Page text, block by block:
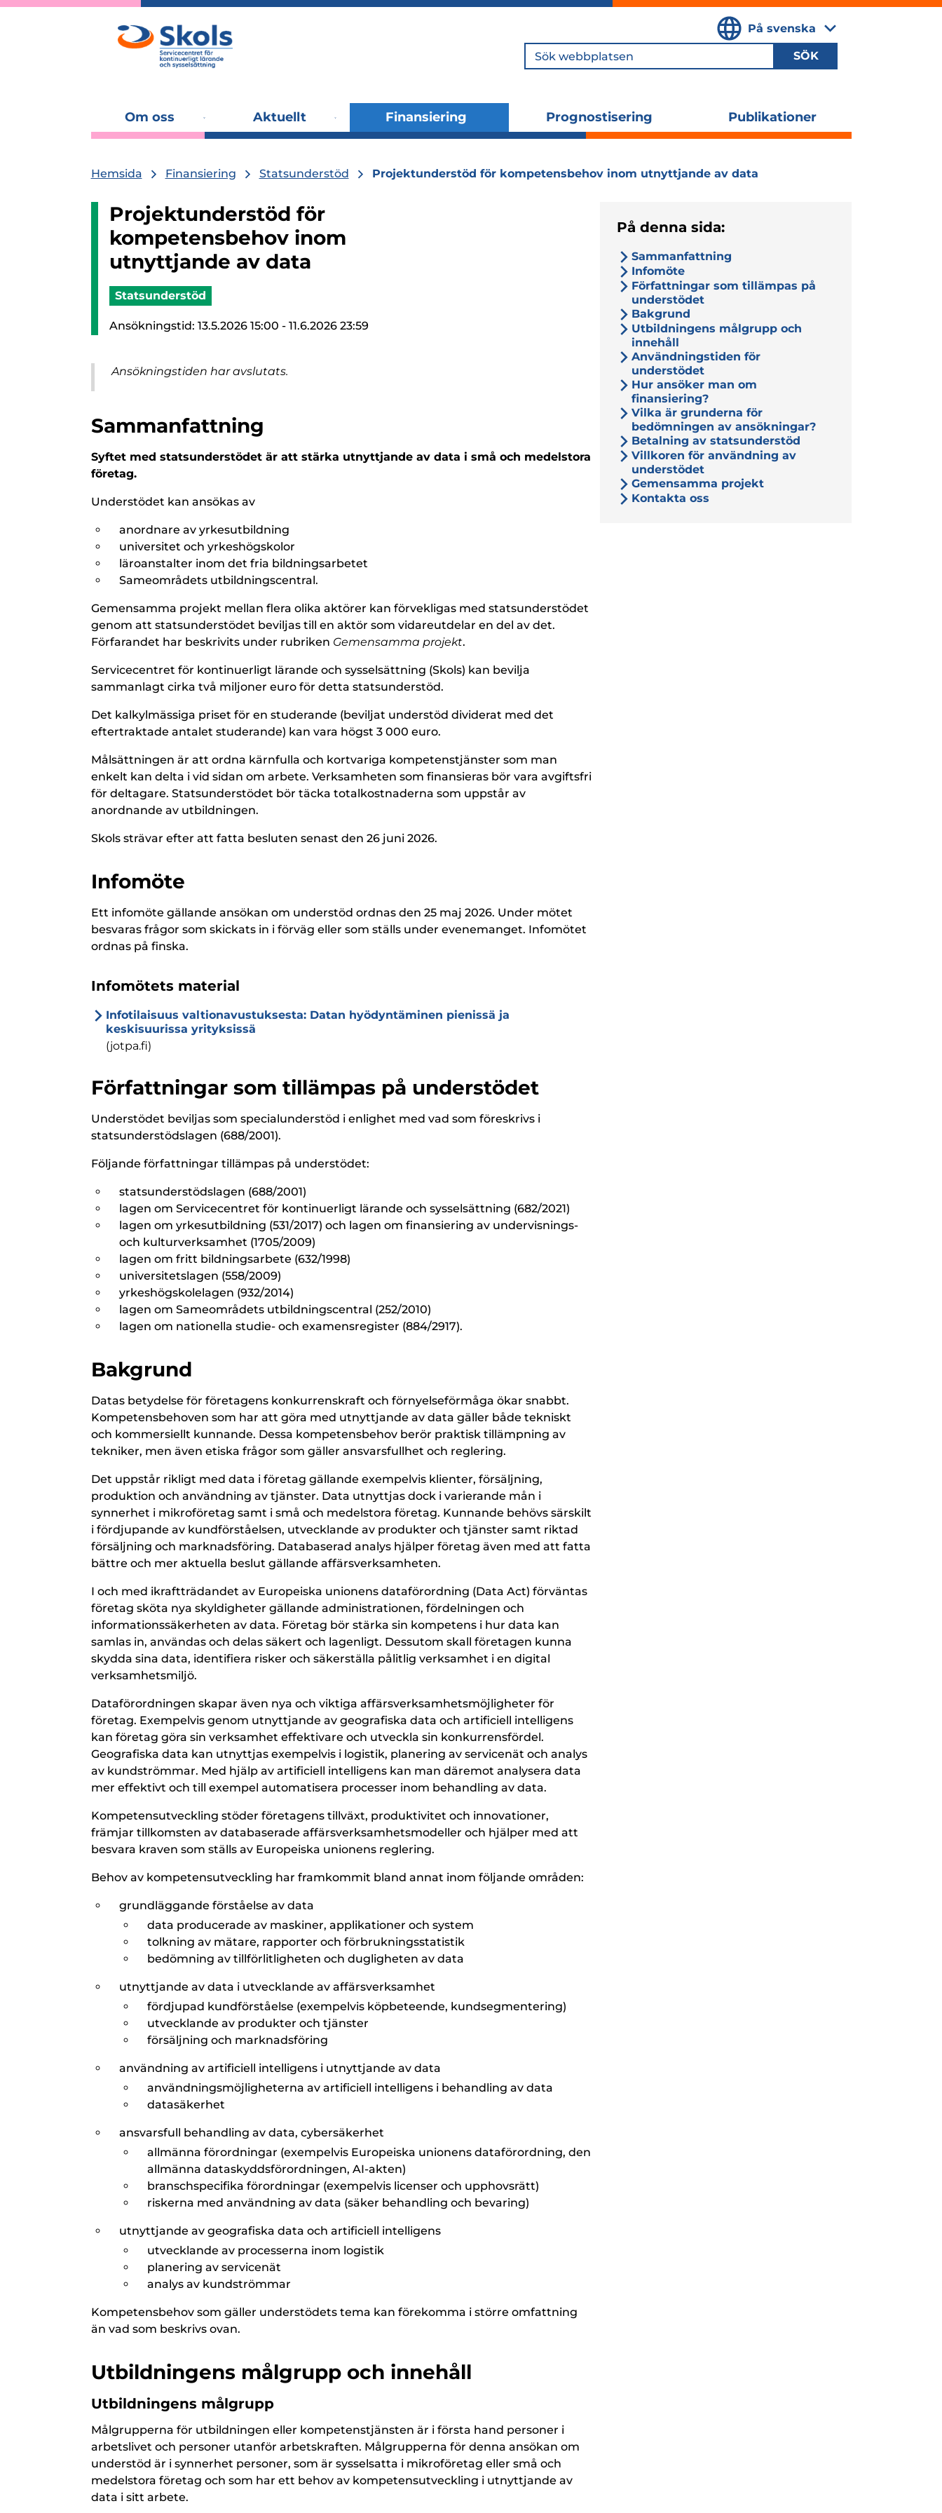
På svenska
Sök
Om oss
undermenyn
Aktuellt
undermenyn
Finansiering
undermenyn
Prognostisering
undermenyn
Publikationer
Hemsida Finansiering Statsunderstöd Projektunderstöd för kompetensbehov inom utnyttjande av data
Projektunderstöd för
kompetensbehov inom
utnyttjande av data
Statsunderstöd
Ansökningstid: 13.5.2026 15:00 - 11.6.2026 23:59
Ansökningstiden har avslutats.
Sammanfattning
Syftet med statsunderstödet är att stärka utnyttjande av data i små och medelstora
företag.
Understödet kan ansökas av
anordnare av yrkesutbildning
universitet och yrkeshögskolor
läroanstalter inom det fria bildningsarbetet
Sameområdets utbildningscentral.
Gemensamma projekt mellan flera olika aktörer kan förvekligas med statsunderstödet
genom att statsunderstödet beviljas till en aktör som vidareutdelar en del av det.
Förfarandet har beskrivits under rubriken Gemensamma projekt.
Servicecentret för kontinuerligt lärande och sysselsättning (Skols) kan bevilja
sammanlagt cirka två miljoner euro för detta statsunderstöd.
Det kalkylmässiga priset för en studerande (beviljat understöd dividerat med det
eftertraktade antalet studerande) kan vara högst 3 000 euro.
Målsättningen är att ordna kärnfulla och kortvariga kompetenstjänster som man
enkelt kan delta i vid sidan om arbete. Verksamheten som finansieras bör vara avgiftsfri
för deltagare. Statsunderstödet bör täcka totalkostnaderna som uppstår av
anordnande av utbildningen.
Skols strävar efter att fatta besluten senast den 26 juni 2026.
Infomöte
Ett infomöte gällande ansökan om understöd ordnas den 25 maj 2026. Under mötet
besvaras frågor som skickats in i förväg eller som ställs under evenemanget. Infomötet
ordnas på finska.
Infomötets material
Infotilaisuus valtionavustuksesta: Datan hyödyntäminen pienissä ja
keskisuurissa yrityksissä
(jotpa.fi)
Författningar som tillämpas på understödet
Understödet beviljas som specialunderstöd i enlighet med vad som föreskrivs i
statsunderstödslagen (688/2001).
Följande författningar tillämpas på understödet:
statsunderstödslagen (688/2001)
lagen om Servicecentret för kontinuerligt lärande och sysselsättning (682/2021)
lagen om yrkesutbildning (531/2017) och lagen om finansiering av undervisnings-
och kulturverksamhet (1705/2009)
lagen om fritt bildningsarbete (632/1998)
universitetslagen (558/2009)
yrkeshögskolelagen (932/2014)
lagen om Sameområdets utbildningscentral (252/2010)
lagen om nationella studie- och examensregister (884/2917).
Bakgrund
Datas betydelse för företagens konkurrenskraft och förnyelseförmåga ökar snabbt.
Kompetensbehoven som har att göra med utnyttjande av data gäller både tekniskt
och kommersiellt kunnande. Dessa kompetensbehov berör praktisk tillämpning av
tekniker, men även etiska frågor som gäller ansvarsfullhet och reglering.
Det uppstår rikligt med data i företag gällande exempelvis klienter, försäljning,
produktion och användning av tjänster. Data utnyttjas dock i varierande mån i
synnerhet i mikroföretag samt i små och medelstora företag. Kunnande behövs särskilt
i fördjupande av kundförståelsen, utvecklande av produkter och tjänster samt riktad
försäljning och marknadsföring. Databaserad analys hjälper företag även med att fatta
bättre och mer aktuella beslut gällande affärsverksamheten.
I och med ikraftträdandet av Europeiska unionens dataförordning (Data Act) förväntas
företag sköta nya skyldigheter gällande administrationen, fördelningen och
informationssäkerheten av data. Företag bör stärka sin kompetens i hur data kan
samlas in, användas och delas säkert och lagenligt. Dessutom skall företagen kunna
skydda sina data, identifiera risker och säkerställa pålitlig verksamhet i en digital
verksamhetsmiljö.
Dataförordningen skapar även nya och viktiga affärsverksamhetsmöjligheter för
företag. Exempelvis genom utnyttjande av geografiska data och artificiell intelligens
kan företag göra sin verksamhet effektivare och utveckla sin konkurrensfördel.
Geografiska data kan utnyttjas exempelvis i logistik, planering av servicenät och analys
av kundströmmar. Med hjälp av artificiell intelligens kan man däremot analysera data
mer effektivt och till exempel automatisera processer inom behandling av data.
Kompetensutveckling stöder företagens tillväxt, produktivitet och innovationer,
främjar tillkomsten av databaserade affärsverksamhetsmodeller och hjälper med att
besvara kraven som ställs av Europeiska unionens reglering.
Behov av kompetensutveckling har framkommit bland annat inom följande områden:
grundläggande förståelse av data
data producerade av maskiner, applikationer och system
tolkning av mätare, rapporter och förbrukningsstatistik
bedömning av tillförlitligheten och dugligheten av data
utnyttjande av data i utvecklande av affärsverksamhet
fördjupad kundförståelse (exempelvis köpbeteende, kundsegmentering)
utvecklande av produkter och tjänster
försäljning och marknadsföring
användning av artificiell intelligens i utnyttjande av data
användningsmöjligheterna av artificiell intelligens i behandling av data
datasäkerhet
ansvarsfull behandling av data, cybersäkerhet
allmänna förordningar (exempelvis Europeiska unionens dataförordning, den
allmänna dataskyddsförordningen, AI-akten)
branschspecifika förordningar (exempelvis licenser och upphovsrätt)
riskerna med användning av data (säker behandling och bevaring)
utnyttjande av geografiska data och artificiell intelligens
utvecklande av processerna inom logistik
planering av servicenät
analys av kundströmmar
Kompetensbehov som gäller understödets tema kan förekomma i större omfattning
än vad som beskrivs ovan.
Utbildningens målgrupp och innehåll
Utbildningens målgrupp
Målgrupperna för utbildningen eller kompetenstjänsten är i första hand personer i
arbetslivet och personer utanför arbetskraften. Målgrupperna för denna ansökan om
understöd är i synnerhet personer, som är sysselsatta i mikroföretag eller små och
medelstora företag och som har ett behov av kompetensutveckling i utnyttjande av
data i sitt arbete.
På denna sida:
Sammanfattning
Infomöte
Författningar som tillämpas på
understödet
Bakgrund
Utbildningens målgrupp och
innehåll
Användningstiden för
understödet
Hur ansöker man om
finansiering?
Vilka är grunderna för
bedömningen av ansökningar?
Betalning av statsunderstöd
Villkoren för användning av
understödet
Gemensamma projekt
Kontakta oss